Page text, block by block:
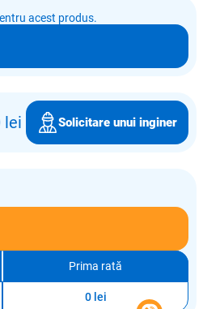
acest produs.
lei Solicitare unui inginer
Prima rată
0 lei